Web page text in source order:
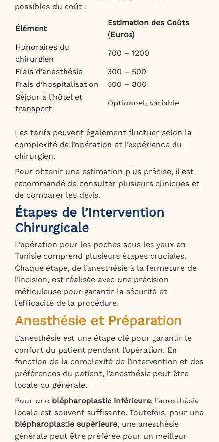
possibles du coût :
Élément
Estimation des Coûts
(Euros)
Honoraires du
chirurgien
700 – 1200
Frais d’anesthésie
300 – 500
Frais d’hospitalisation
500 – 800
Séjour à l’hôtel et
transport
Optionnel, variable
Les tarifs peuvent également fluctuer selon la
complexité de l’opération et l’expérience du
chirurgien.
Pour obtenir une estimation plus précise, il est
recommandé de consulter plusieurs cliniques et
de comparer les devis.
Étapes de l’Intervention
Chirurgicale
L’opération pour les poches sous les yeux en
Tunisie comprend plusieurs étapes cruciales.
Chaque étape, de l’anesthésie à la fermeture de
l’incision, est réalisée avec une précision
méticuleuse pour garantir la sécurité et
l’efficacité de la procédure.
Anesthésie et Préparation
L’anesthésie est une étape clé pour garantir le
confort du patient pendant l’opération. En
fonction de la complexité de l’intervention et des
préférences du patient, l’anesthésie peut être
locale ou générale.
Pour une blépharoplastie inférieure, l’anesthésie
locale est souvent suffisante. Toutefois, pour une
blépharoplastie supérieure, une anesthésie
générale peut être préférée pour un meilleur